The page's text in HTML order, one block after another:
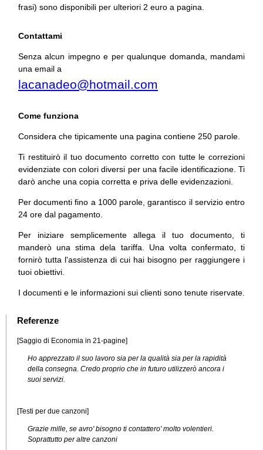
frasi) sono disponibili per ulteriori 2 euro a pagina.
Contattami
Senza alcun impegno e per qualunque domanda, mandami
una email a
lacanadeo@hotmail.com
Come funziona
Considera che tipicamente una pagina contiene 250 parole.
Ti restituirò il tuo documento corretto con tutte le correzioni
evidenziate con colori diversi per una facile identificazione. Ti
darò anche una copia corretta e priva delle evidenzazioni.
Per documenti fino a 1000 parole, garantisco il servizio entro
24 ore dal pagamento.
Per iniziare semplicemente allega il tuo documento, ti
manderò una stima dela tariffa. Una volta confermato, ti
fornirò tutta l'assistenza di cui hai bisogno per raggiungere i
tuoi obiettivi.
I documenti e le informazioni sui clienti sono tenute riservate.
Referenze
[Saggio di Economia in 21-pagine]
Ho apprezzato il suo lavoro sia per la qualità sia per la rapidità
della consegna. Credo proprio che in futuro utilizzerò ancora i
suoi servizi.
[Testi per due canzoni]
Grazie mille, se avro' bisogno ti contattero' molto volentieri.
Soprattutto per altre canzoni